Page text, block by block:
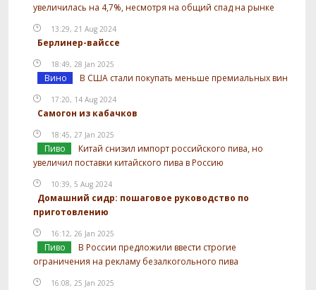
увеличилась на 4,7%, несмотря на общий спад на рынке
13:29, 21 Aug 2024
Берлинер-вайссе
18:49, 28 Jan 2025
Вино В США стали покупать меньше премиальных вин
17:20, 14 Aug 2024
Самогон из кабачков
18:45, 27 Jan 2025
Пиво
Китай снизил импорт российского пива, но
увеличил поставки китайского пива в Россию
10:39, 5 Aug 2024
Домашний сидр: пошаговое руководство по
приготовлению
16:12, 26 Jan 2025
Пиво
В России предложили ввести строгие
ограничения на рекламу безалкогольного пива
16:08, 25 Jan 2025